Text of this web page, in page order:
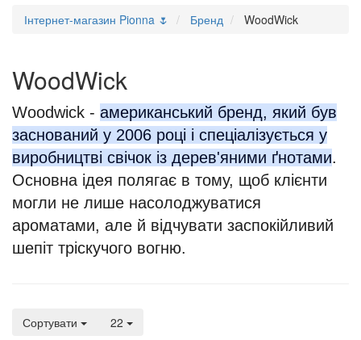
Інтернет-магазин Pionna 🌷 Бренд WoodWick
WoodWick
Woodwick - американський бренд, який був
заснований у 2006 році і спеціалізується у
виробництві свічок із дерев'яними ґнотами.
Основна ідея полягає в тому, щоб клієнти
могли не лише насолоджуватися
ароматами, але й відчувати заспокійливий
шепіт тріскучого вогню.
Сортувати 22